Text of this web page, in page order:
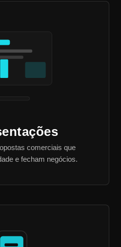
comerciais que
e fecham negócios.